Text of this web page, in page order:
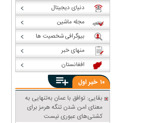
دنیای دیجیتال
مجله ماشین
بیوگرافی شخصیت ها
منهای خبر
افغانستان
۱۰ خبراول
بقایی: توافق با عمان به‌تنهایی به
معنای امن شدن تنگه هرمز برای
کشتی‌های عبوری نیست